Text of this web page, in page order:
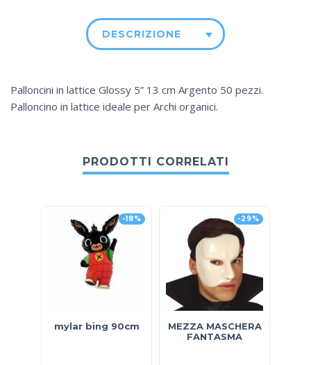
DESCRIZIONE
Palloncini in lattice Glossy 5” 13 cm Argento 50 pezzi.
Palloncino in lattice ideale per Archi organici.
PRODOTTI CORRELATI
-18%
mylar bing 90cm
-29%
MEZZA MASCHERA
FANTASMA